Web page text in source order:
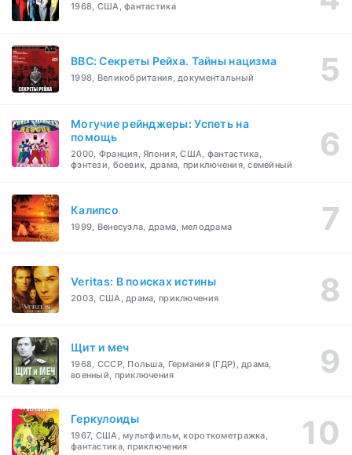
1968, США, фантастика
BBC: Секреты Рейха. Тайны нацизма
1998, Великобритания, документальный
Могучие рейнджеры: Успеть на
помощь
2000, Франция, Япония, США, фантастика,
фэнтези, боевик, драма, приключения, семейный
Калипсо
1999, Венесуэла, драма, мелодрама
Veritas: В поисках истины
2003, США, драма, приключения
Щит и меч
1968, СССР, Польша, Германия (ГДР), драма,
военный, приключения
Геркулоиды
1967, США, мультфильм, короткометражка,
фантастика, приключения